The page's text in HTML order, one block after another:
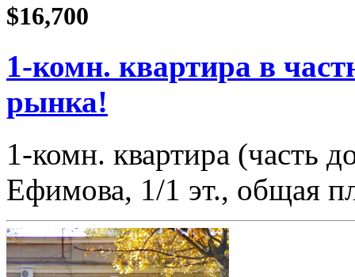
$16,700
1-комн. квартира в
рынка!
1-комн. квартира (часть
Ефимова, 1/1 эт., общая